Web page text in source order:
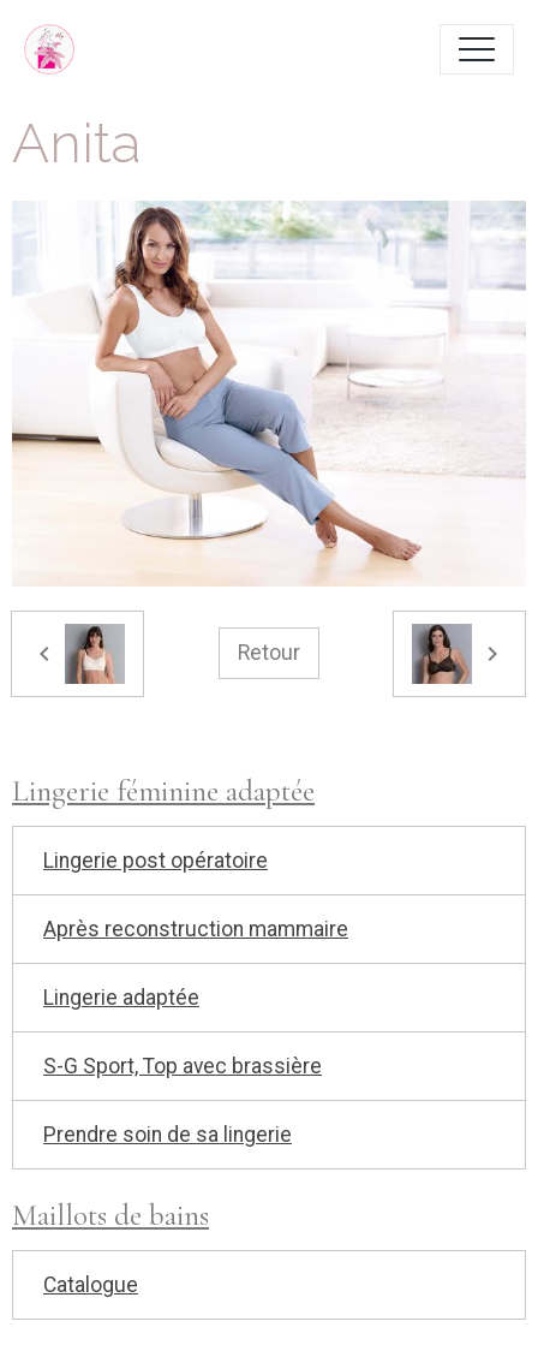
Anita
Retour
Lingerie féminine adaptée
Lingerie post opératoire
Après reconstruction mammaire
Lingerie adaptée
S-G Sport, Top avec brassière
Prendre soin de sa lingerie
Maillots de bains
Catalogue